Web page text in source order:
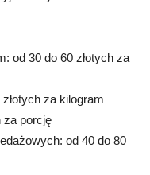
od 30 do 60 złotych za
za kilogram
za porcję
od 40 do 80